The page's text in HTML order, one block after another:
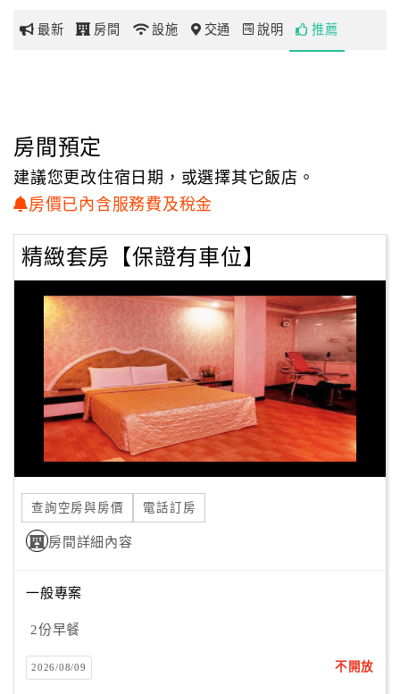
玩
地
圖
顧
務
訂
單
管
理
員
戶
最新 房間 設施 交通 說明 推薦
房間預定
建議您更改住宿日期，或選擇其它飯店。
房價已內含服務費及稅金
精緻套房【保證有車位】
查詢空房與房價 電話訂房
房間詳細內容
一般專案
2份早餐
2026/08/09 不開放